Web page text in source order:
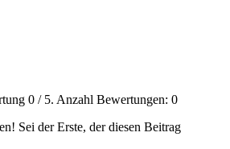
0 / 5. Anzahl Bewertungen: 0
Sei der Erste, der diesen Beitrag